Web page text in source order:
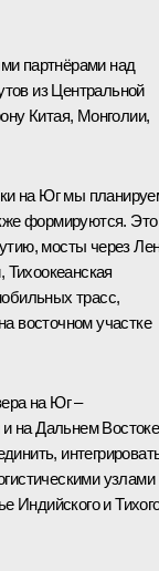
партнёрами над
из Центральной
Китая, Монголии,
на Юг мы
формируются. Это
мосты через
Тихоокеанская
трасс,
восточном участке
на Юг –
на Дальнем
узлами
Индийского и